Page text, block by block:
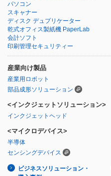
パソコン
スキャナー
ディスク デュプリケーター
乾式オフィス製紙機 PaperLab
会計ソフト
印刷管理セキュリティー
産業向け製品
産業用ロボット
部品成形ソリューション
<インクジェットソリューション>
インクジェットヘッド
<マイクロデバイス>
半導体
センシングデバイス
ビジネスソリューション・